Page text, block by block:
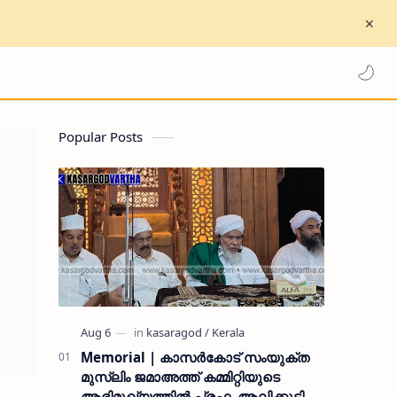
Popular Posts
Memorial | കാസർകോട് സംയുക്ത
മുസ്ലിം ജമാഅത്ത് കമ്മിറ്റിയുടെ